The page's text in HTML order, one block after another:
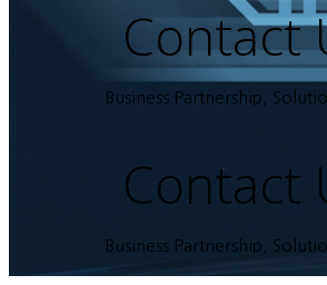
Contact
Business Partnership,
Contact
Business Partnership,